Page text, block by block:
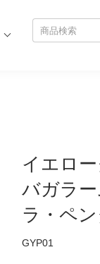
イエロ
バガラ
ラ・ペ
GYP01